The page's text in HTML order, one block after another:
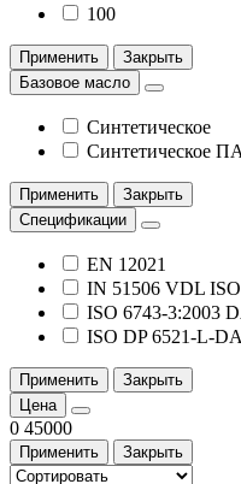
100
Применить
Закрыть
Базовое масло
Синтетическое
Синтетическое
Применить
Закрыть
Спецификации
EN 12021
IN 51506 VDL ISO
ISO 6743-3:2003
ISO DP 6521-L-
Применить
Закрыть
Цена
0 45000
Применить Закрыть